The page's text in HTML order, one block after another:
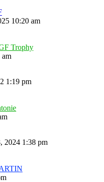
10:20 am
Trophy
am
1:19 pm
2024 1:38 pm